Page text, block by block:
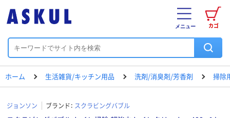
カゴ
メニュー
ホーム 生活雑貨/キッチン用品 洗剤/消臭剤/芳香剤 掃除
ジョンソン ブランド： スクラビングバブル